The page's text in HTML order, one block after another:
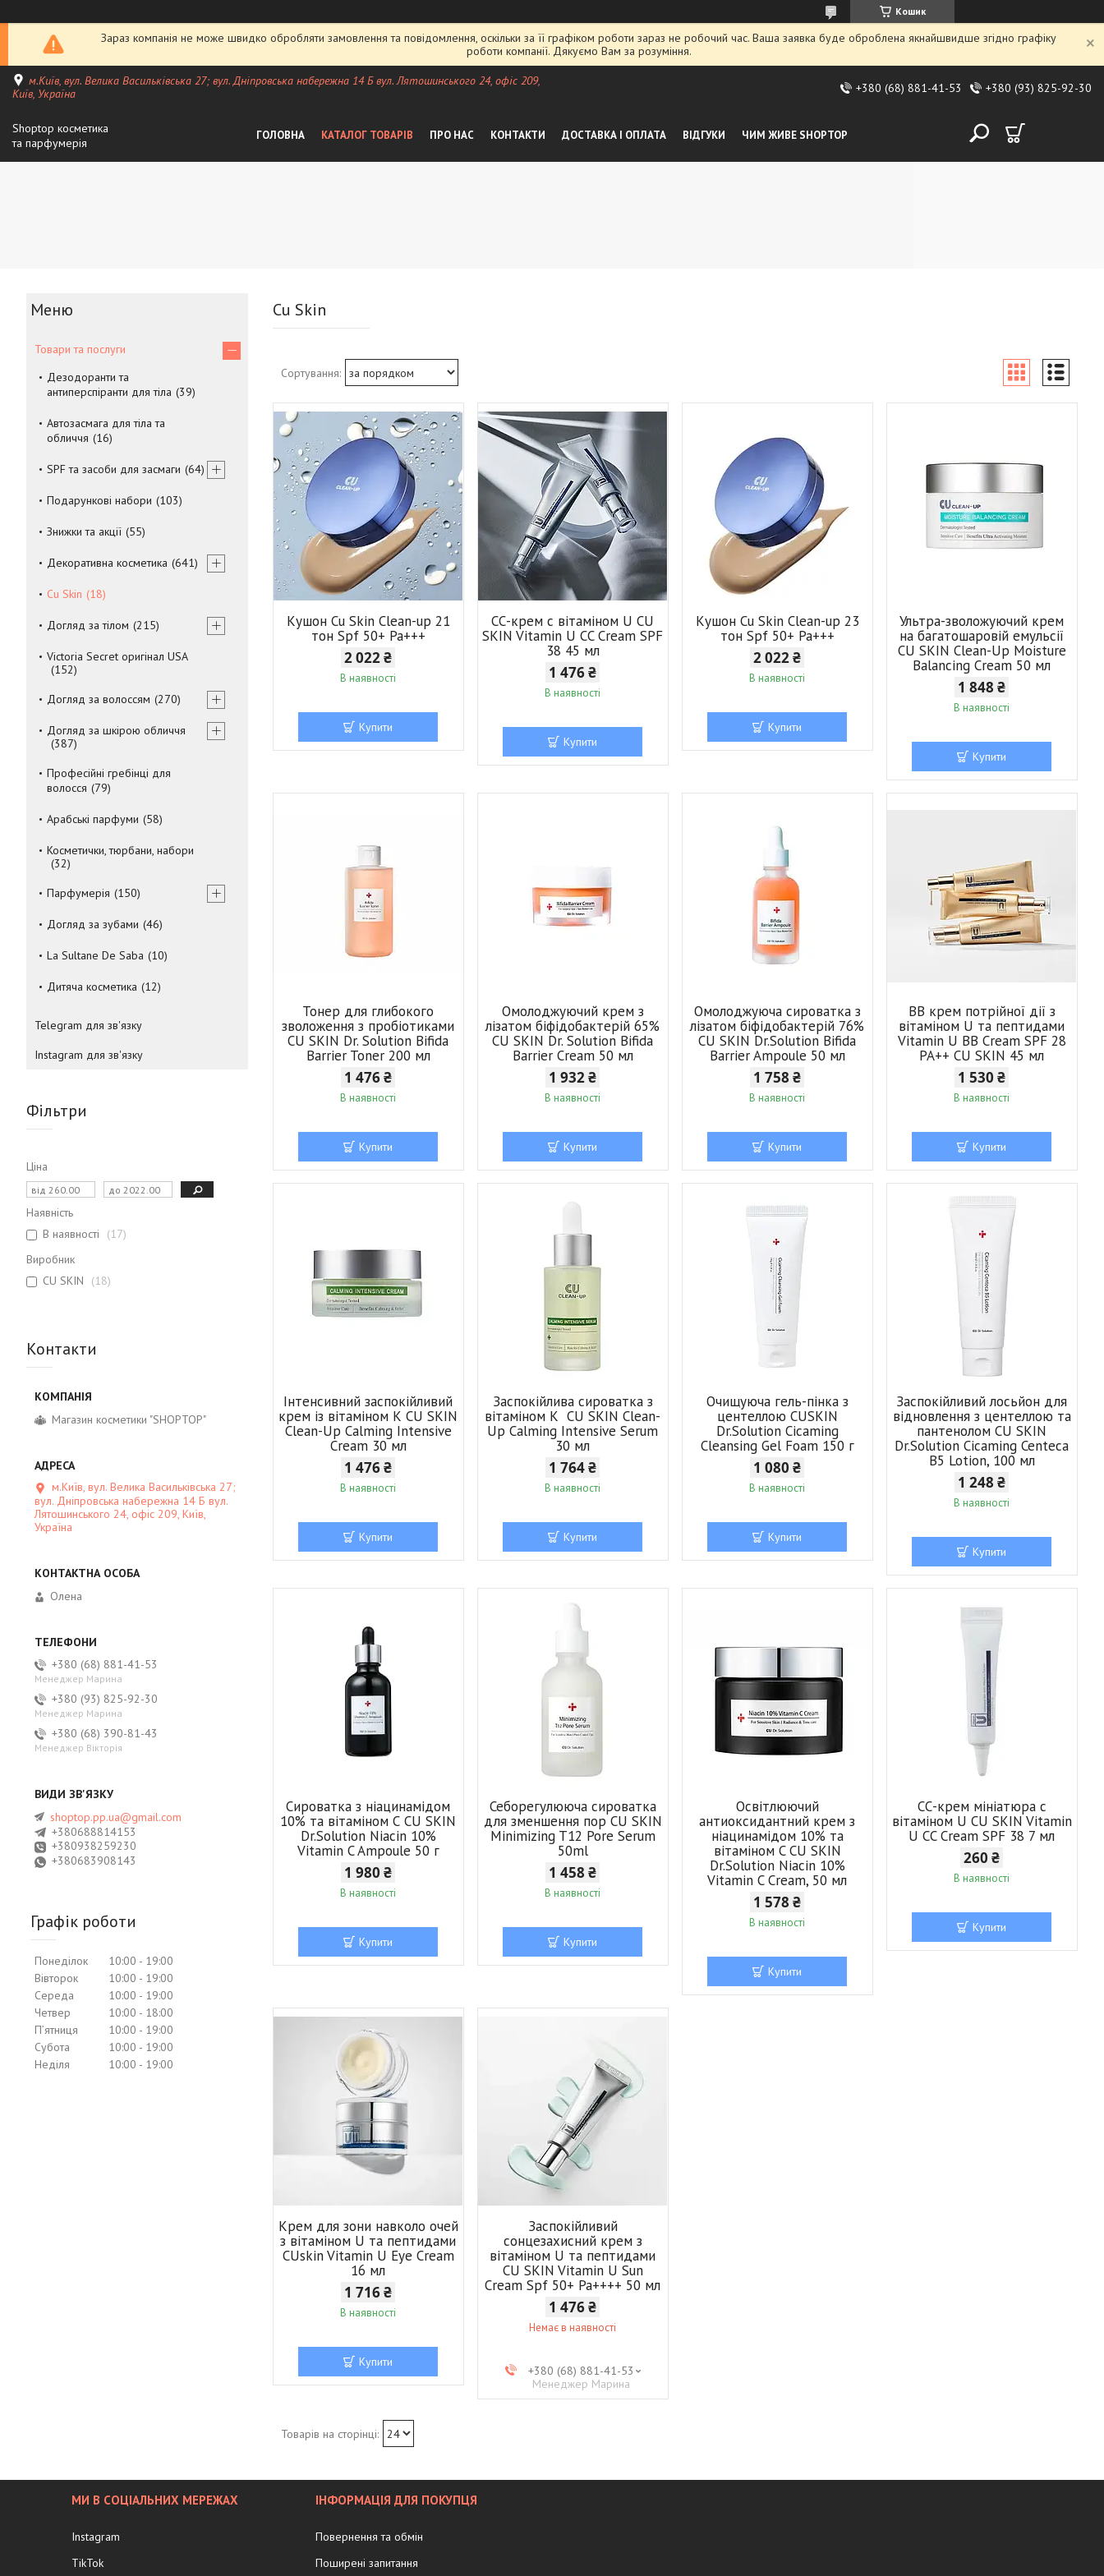
Кошик
Зараз компанія не може швидко обробляти замовлення та повідомлення, оскільки за її графіком роботи зараз не робочий час. Ваша заявка буде оброблена якнайшвидше згідно графіку
роботи компанії. Дякуємо Вам за розуміння.
м.Київ, вул. Велика Васильківська 27; вул. Дніпровська набережна 14 Б вул. Лятошинського 24, офіс 209,
Київ, Україна
+380 (68) 881-41-53 +380 (93) 825-92-30
Shoptop косметика
та парфумерія
ГОЛОВНА КАТАЛОГ ТОВАРІВ ПРО НАС КОНТАКТИ ДОСТАВКА І ОПЛАТА ВІДГУКИ ЧИМ ЖИВЕ SHOPTOP
Cu Skin
Кушон Cu Skin Clean-up 21
тон Spf 50+ Pa+++
2 022 ₴
В наявності
Купити
СС-крем с вітаміном U CU
SKIN Vitamin U CC Cream SPF
38 45 мл
1 476 ₴
В наявності
Купити
Кушон Cu Skin Clean-up 23
тон Spf 50+ Pa+++
2 022 ₴
В наявності
Купити
Ультра-зволожуючий крем
на багатошаровій емульсії
CU SKIN Clean-Up Moisture
Balancing Cream 50 мл
1 848 ₴
В наявності
Купити
Тонер для глибокого
зволоження з пробіотиками
CU SKIN Dr. Solution Bifida
Barrier Toner 200 мл
1 476 ₴
В наявності
Купити
Омолоджуючий крем з
лізатом біфідобактерій 65%
CU SKIN Dr. Solution Bifida
Barrier Cream 50 мл
1 932 ₴
В наявності
Купити
Омолоджуюча сироватка з
лізатом біфідобактерій 76%
CU SKIN Dr.Solution Bifida
Barrier Ampoule 50 мл
1 758 ₴
В наявності
Купити
ВВ крем потрійної дії з
вітаміном U та пептидами
Vitamin U BB Cream SPF 28
PA++ CU SKIN 45 мл
1 530 ₴
В наявності
Купити
Інтенсивний заспокійливий
крем із вітаміном К CU SKIN
Clean-Up Calming Intensive
Cream 30 мл
1 476 ₴
В наявності
Купити
Заспокійлива сироватка з
вітаміном К CU SKIN Clean-
Up Calming Intensive Serum
30 мл
1 764 ₴
В наявності
Купити
Очищуюча гель-пінка з
центеллою CUSKIN
Dr.Solution Cicaming
Cleansing Gel Foam 150 г
1 080 ₴
В наявності
Купити
Заспокійливий лосьйон для
відновлення з центеллою та
пантенолом CU SKIN
Dr.Solution Cicaming Centeca
B5 Lotion, 100 мл
1 248 ₴
В наявності
Купити
Сироватка з ніацинамідом
10% та вітаміном С CU SKIN
Dr.Solution Niacin 10%
Vitamin C Ampoule 50 г
1 980 ₴
В наявності
Купити
Себорегулююча сироватка
для зменшення пор CU SKIN
Minimizing T12 Pore Serum
50ml
1 458 ₴
В наявності
Купити
Освітлюючий
антиоксидантний крем з
ніацинамідом 10% та
вітаміном C CU SKIN
Dr.Solution Niacin 10%
Vitamin C Cream, 50 мл
1 578 ₴
В наявності
Купити
СС-крем мініатюра с
вітаміном U CU SKIN Vitamin
U CC Cream SPF 38 7 мл
260 ₴
В наявності
Купити
Крем для зони навколо очей
з вітаміном U та пептидами
CUskin Vitamin U Eye Cream
16 мл
1 716 ₴
В наявності
Купити
Заспокійливий
сонцезахисний крем з
вітаміном U та пептидами
CU SKIN Vitamin U Sun
Cream Spf 50+ Pa++++ 50 мл
1 476 ₴
Немає в наявності
+380 (68) 881-41-53
Менеджер Марина
Товари та послуги
Дезодоранти та
антиперспіранти для тіла
39
Автозасмага для тіла та
обличчя
16
SPF та засоби для засмаги 64
Подарункові набори 103
Знижки та акції 55
Декоративна косметика 641
Cu Skin 18
Догляд за тілом 215
Victoria Secret оригінал USA
152
Догляд за волоссям 270
Догляд за шкірою обличчя
387
Професійні гребінці для
волосся
79
Арабські парфуми 58
Косметички, тюрбани, набори
32
Парфумерія
150
Догляд за зубами 46
La Sultane De Saba 10
Дитяча косметика 12
Telegram для зв'язку
Instagram для зв'язку
Фільтри
Ціна
Наявність
В наявності
17
Виробник
CU SKIN
18
Контакти
Магазин косметики "SHOPTOP"
м.Київ, вул. Велика Васильківська 27;
вул. Дніпровська набережна 14 Б вул.
Лятошинського 24, офіс 209, Київ,
Україна
Олена
+380 (68) 881-41-53
Менеджер Марина
+380 (93) 825-92-30
Менеджер Марина
+380 (68) 390-81-43
Менеджер Вікторія
shoptop.pp.ua@gmail.com
+380688814153
+380938259230
+380683908143
Графік роботи
Понеділок 10:00
19:00
Вівторок
10:00
19:00
Середа
10:00
19:00
Четвер
10:00
18:00
Пʼятниця
10:00
19:00
Субота
10:00
19:00
Неділя
10:00 19:00
МИ В СОЦІАЛЬНИХ МЕРЕЖАХ
Instagram
TikTok
ІНФОРМАЦІЯ ДЛЯ ПОКУПЦЯ
Повернення та обмін
Поширені запитання